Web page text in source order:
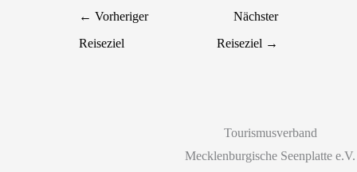
← Vorheriger
Reiseziel
Nächster
Reiseziel →
Tourismusverband
Mecklenburgische Seenplatte e.V.